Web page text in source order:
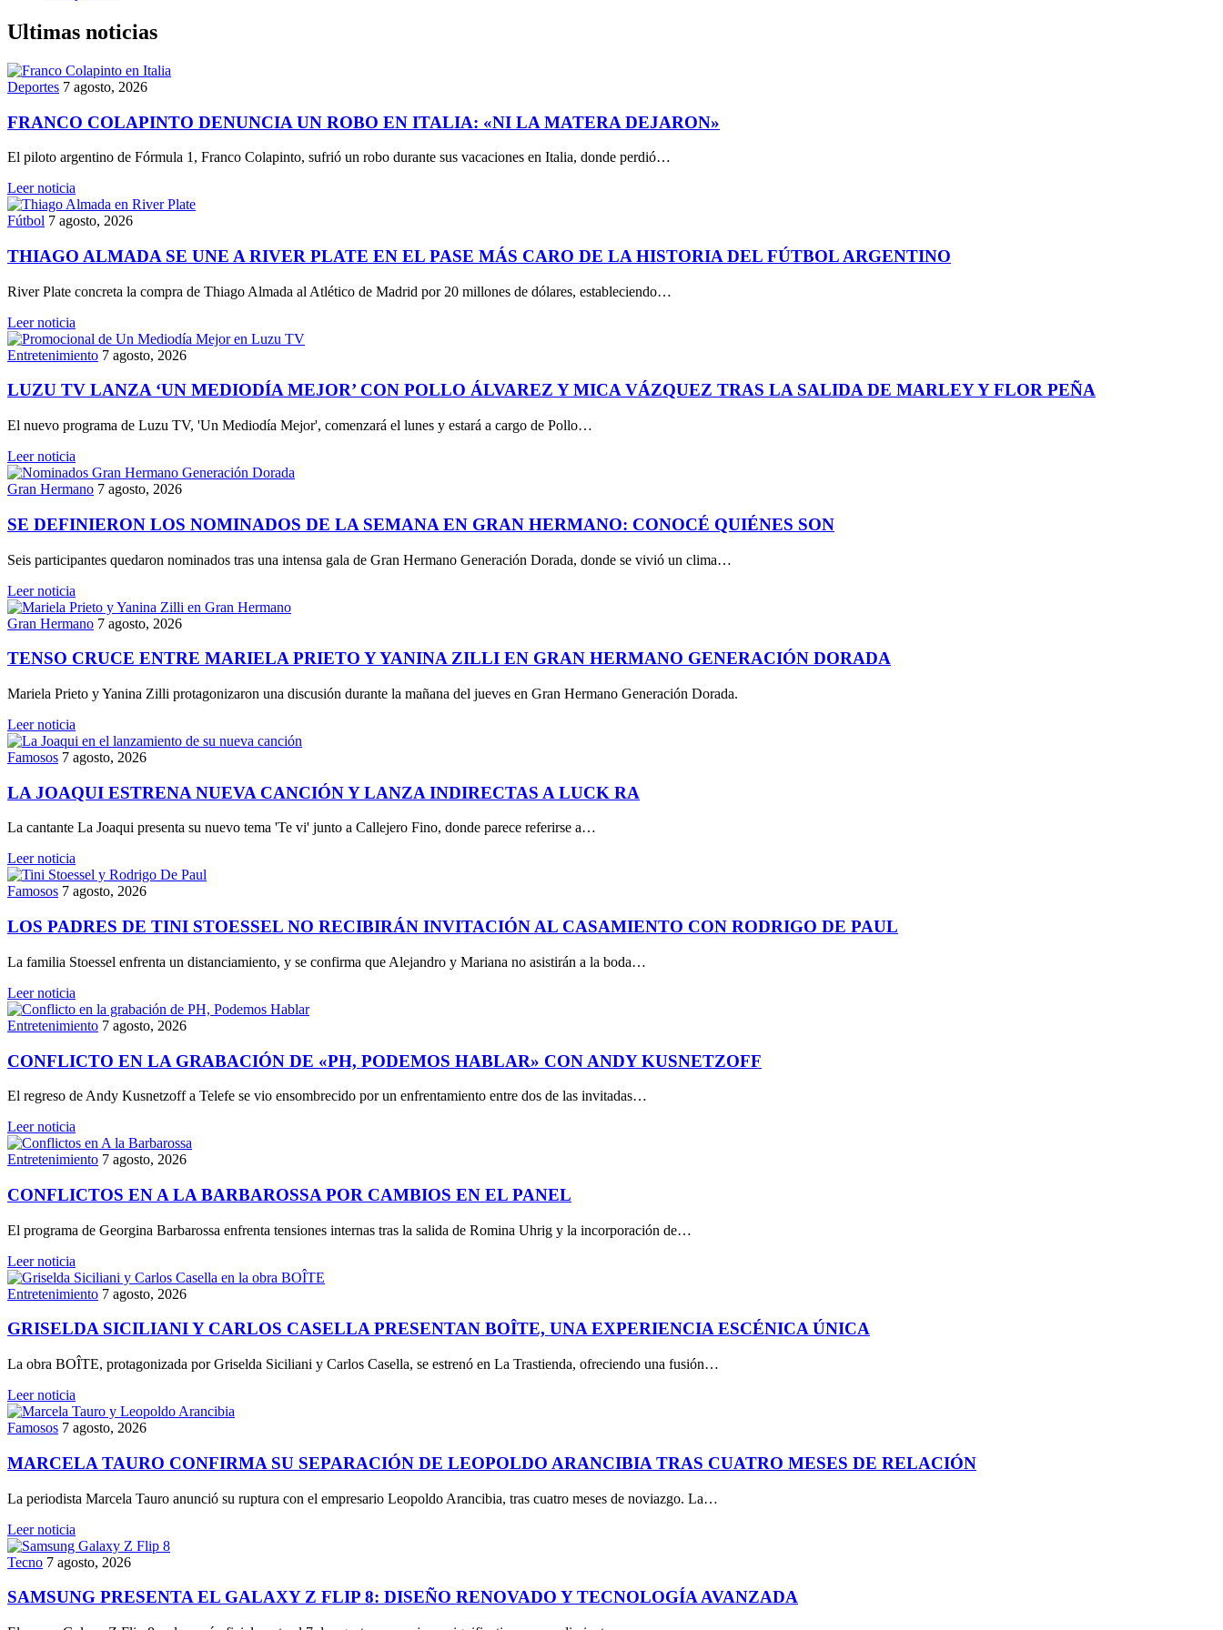
Ultimas noticias
Deportes 7 agosto, 2026
FRANCO COLAPINTO DENUNCIA UN ROBO EN ITALIA: «NI LA MATERA DEJARON»
El piloto argentino de Fórmula 1, Franco Colapinto, sufrió un robo durante sus vacaciones en Italia, donde perdió…
Leer noticia
Fútbol 7 agosto, 2026
THIAGO ALMADA SE UNE A RIVER PLATE EN EL PASE MÁS CARO DE LA HISTORIA DEL FÚTBOL ARGENTINO
River Plate concreta la compra de Thiago Almada al Atlético de Madrid por 20 millones de dólares, estableciendo…
Leer noticia
Entretenimiento 7 agosto, 2026
LUZU TV LANZA ‘UN MEDIODÍA MEJOR’ CON POLLO ÁLVAREZ Y MICA VÁZQUEZ TRAS LA SALIDA DE MARLEY Y FLOR PEÑA
El nuevo programa de Luzu TV, 'Un Mediodía Mejor', comenzará el lunes y estará a cargo de Pollo…
Leer noticia
Gran Hermano 7 agosto, 2026
SE DEFINIERON LOS NOMINADOS DE LA SEMANA EN GRAN HERMANO: CONOCÉ QUIÉNES SON
Seis participantes quedaron nominados tras una intensa gala de Gran Hermano Generación Dorada, donde se vivió un clima…
Leer noticia
Gran Hermano 7 agosto, 2026
TENSO CRUCE ENTRE MARIELA PRIETO Y YANINA ZILLI EN GRAN HERMANO GENERACIÓN DORADA
Mariela Prieto y Yanina Zilli protagonizaron una discusión durante la mañana del jueves en Gran Hermano Generación Dorada.
Leer noticia
Famosos 7 agosto, 2026
LA JOAQUI ESTRENA NUEVA CANCIÓN Y LANZA INDIRECTAS A LUCK RA
La cantante La Joaqui presenta su nuevo tema 'Te vi' junto a Callejero Fino, donde parece referirse a…
Leer noticia
Famosos 7 agosto, 2026
LOS PADRES DE TINI STOESSEL NO RECIBIRÁN INVITACIÓN AL CASAMIENTO CON RODRIGO DE PAUL
La familia Stoessel enfrenta un distanciamiento, y se confirma que Alejandro y Mariana no asistirán a la boda…
Leer noticia
Entretenimiento 7 agosto, 2026
CONFLICTO EN LA GRABACIÓN DE «PH, PODEMOS HABLAR» CON ANDY KUSNETZOFF
El regreso de Andy Kusnetzoff a Telefe se vio ensombrecido por un enfrentamiento entre dos de las invitadas…
Leer noticia
Entretenimiento 7 agosto, 2026
CONFLICTOS EN A LA BARBAROSSA POR CAMBIOS EN EL PANEL
El programa de Georgina Barbarossa enfrenta tensiones internas tras la salida de Romina Uhrig y la incorporación de…
Leer noticia
Entretenimiento 7 agosto, 2026
GRISELDA SICILIANI Y CARLOS CASELLA PRESENTAN BOÎTE, UNA EXPERIENCIA ESCÉNICA ÚNICA
La obra BOÎTE, protagonizada por Griselda Siciliani y Carlos Casella, se estrenó en La Trastienda, ofreciendo una fusión…
Leer noticia
Famosos 7 agosto, 2026
MARCELA TAURO CONFIRMA SU SEPARACIÓN DE LEOPOLDO ARANCIBIA TRAS CUATRO MESES DE RELACIÓN
La periodista Marcela Tauro anunció su ruptura con el empresario Leopoldo Arancibia, tras cuatro meses de noviazgo. La…
Leer noticia
Tecno 7 agosto, 2026
SAMSUNG PRESENTA EL GALAXY Z FLIP 8: DISEÑO RENOVADO Y TECNOLOGÍA AVANZADA